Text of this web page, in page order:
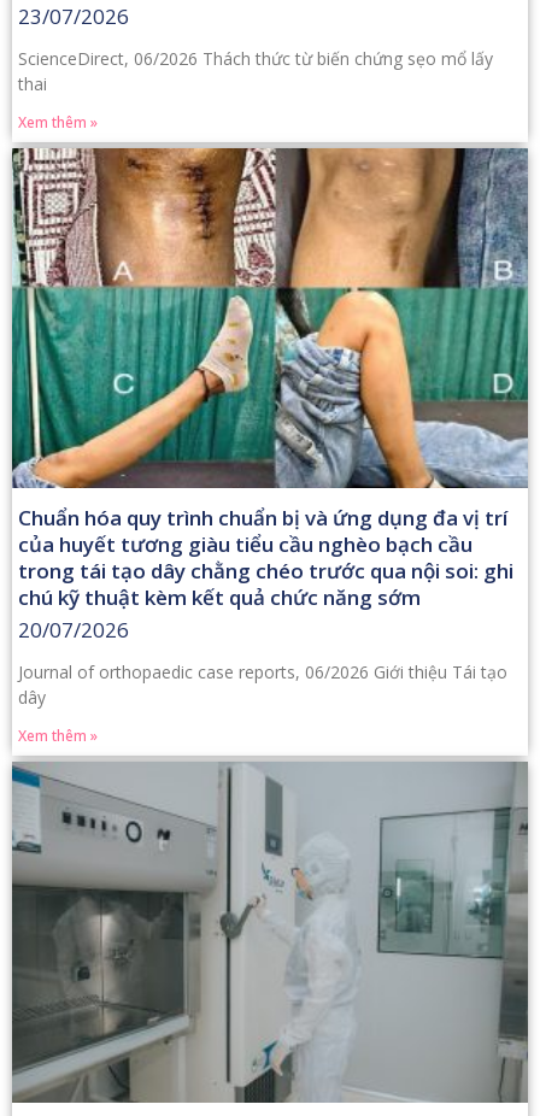
23/07/2026
ScienceDirect, 06/2026 Thách thức từ biến chứng sẹo mổ lấy
thai
Xem thêm »
Chuẩn hóa quy trình chuẩn bị và ứng dụng đa vị trí
của huyết tương giàu tiểu cầu nghèo bạch cầu
trong tái tạo dây chằng chéo trước qua nội soi: ghi
chú kỹ thuật kèm kết quả chức năng sớm
20/07/2026
Journal of orthopaedic case reports, 06/2026 Giới thiệu Tái tạo
dây
Xem thêm »